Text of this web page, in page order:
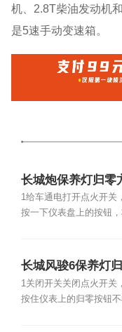
机、2.8T柴油发动机
是5速手动变速箱。
长城炮保养灯归零
1给车通电打开点火开关
按一下仪表盘上的按钮
长城风骏6保养灯
1关闭开关关闭点火开关
按住仪表上的归零按钮不